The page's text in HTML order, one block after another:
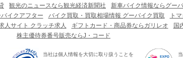
観光のニュースなら観光経済新聞社
新車バイク情報ならグー
イクアフター
バイク買取・買取相場情報 グーバイク買取 ト
人サイト クラッチ求人 ギフトカード・商品券ならガリレオ
国
株主優待券番号販売ならJ・コード
当社は個人情報を大切に取り扱うことを